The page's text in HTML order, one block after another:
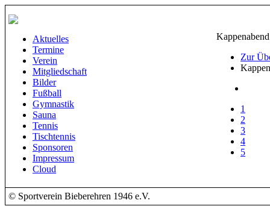
Aktuelles
Termine
Verein
Mitgliedschaft
Bilder
Fußball
Gymnastik
Sauna
Tennis
Tischtennis
Sponsoren
Impressum
Cloud
Zur
1
2
3
4
5
© Sportverein Bieberehren 1946 e.V.